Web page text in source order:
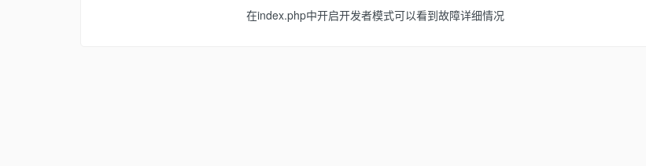
在index.php中开启开发者模式可以看到故障详细情况